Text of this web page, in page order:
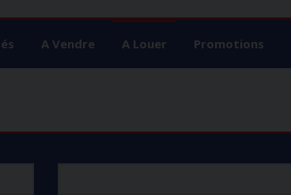
A Vendre A Louer Promotions